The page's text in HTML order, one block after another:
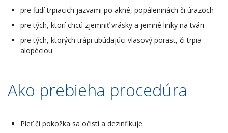
pre ľudí trpiacich jazvami po akné, popáleninách či úrazoch
pre tých, ktorí chcú zjemniť vrásky a jemné linky na tvári
pre tých, ktorých trápi ubúdajúci vlasový porast, či trpia
alopéciou
Ako prebieha procedúra
Pleť či pokožka sa očistí a dezinfikuje